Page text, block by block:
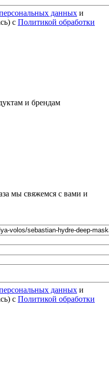
данных и
с Политикой обработки
и брендам
мы свяжемся с вами и
данных и
с Политикой обработки